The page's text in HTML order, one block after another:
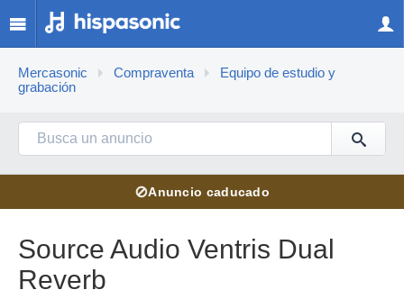
Mercasonic Compraventa
Equipo de estudio y
grabación
⊘Anuncio caducado
Source Audio Ventris Dual
Reverb